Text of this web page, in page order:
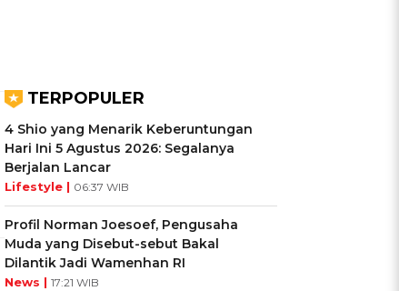
TERPOPULER
4 Shio yang Menarik Keberuntungan
Hari Ini 5 Agustus 2026: Segalanya
Berjalan Lancar
Lifestyle | 06:37 WIB
Profil Norman Joesoef, Pengusaha
Muda yang Disebut-sebut Bakal
Dilantik Jadi Wamenhan RI
News | 17:21 WIB